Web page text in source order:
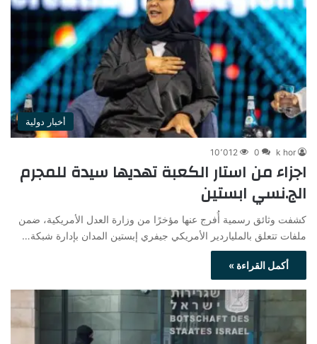
أخبار دولية
k hor
0 10٬012
اجزاء من استار الكعبة تهديها سيدة للمجرم
الج.نسي ابستين
كشفت وثائق رسمية أُفرج عنها مؤخرًا من وزارة العدل الأمريكية، ضمن
ملفات تتعلق بالملياردير الأمريكي جيفري إبستين المدان بإدارة شبكة…
أكمل القراءة »